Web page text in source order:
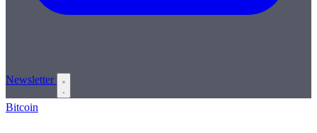
Newsletter
Bitcoin